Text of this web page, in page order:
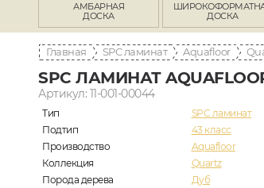
АМБАРНАЯ
ДОСКА
ДОСКА
Главная SPC ламинат Aquafloor
SPC ЛАМИНАТ
Артикул: 11-001-00044
Тип
SPC ламинат
Подтип
43 класс
Производство
Aquafloor
Коллекция
Quartz
Порода дерева
Дуб